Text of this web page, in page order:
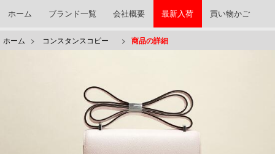
ホーム ブランド一覧 会社概要 最新入荷 買い物かご
ホーム > コンスタンスコピー > 商品の詳細